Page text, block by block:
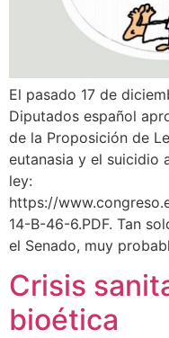
El pasado 17 de
Diputados español
de la Proposición de
eutanasia y el suicidio
ley:
https://
14-B-46-6.PDF. Tan
el Senado, muy
Crisis
bioética